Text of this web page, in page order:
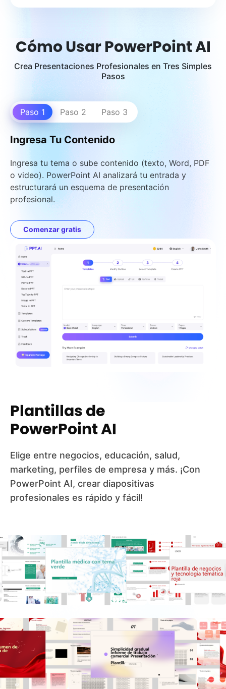
Cómo Usar PowerPoint AI
Crea Presentaciones Profesionales en Tres Simples
Pasos
Paso 1 Paso 2 Paso 3
Ingresa Tu Contenido
Ingresa tu tema o sube contenido (texto, Word, PDF
o video). PowerPoint AI analizará tu entrada y
estructurará un esquema de presentación
profesional.
Comenzar gratis
Plantillas de
PowerPoint AI
Elige entre negocios, educación, salud,
marketing, perfiles de empresa y más. ¡Con
PowerPoint AI, crear diapositivas
profesionales es rápido y fácil!